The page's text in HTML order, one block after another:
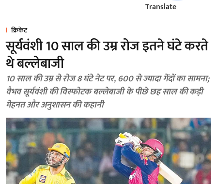
Translate
क्रिकेट
सूर्यवंशी 10 साल की उम्र रोज इतने घंटे करते
थे बल्लेबाजी
10 साल की उम्र से रोज 8 घंटे नेट पर, 600 से ज्यादा गेंदों का सामना;
वैभव सूर्यवंशी की विस्फोटक बल्लेबाजी के पीछे छह साल की कड़ी
मेहनत और अनुशासन की कहानी